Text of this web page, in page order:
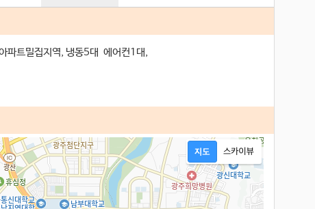
파트밀집지역, 냉동5대 에어컨1대,